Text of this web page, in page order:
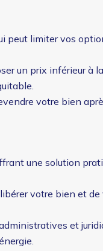
peut limiter vos
un prix inférieur
votre bien
une solution
votre bien et
et